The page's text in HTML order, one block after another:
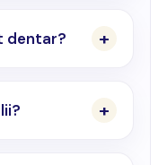
dentar?